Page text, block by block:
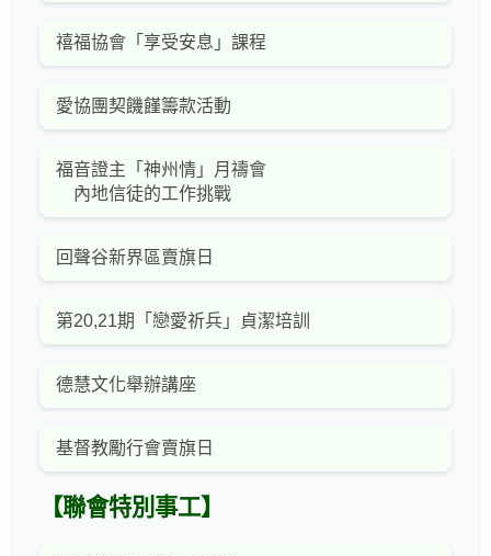
禧福協會「享受安息」課程
愛協團契饑饉籌款活動
福音證主「神州情」月禱會
內地信徒的工作挑戰
回聲谷新界區賣旗日
第20,21期「戀愛祈兵」貞潔培訓
德慧文化舉辦講座
基督教勵行會賣旗日
【聯會特別事工】